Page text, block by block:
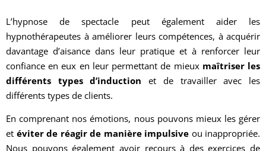
L’hypnose de spectacle peut également aider les
hypnothérapeutes à améliorer leurs compétences, à acquérir
davantage d’aisance dans leur pratique et à renforcer leur
confiance en eux en leur permettant de mieux maîtriser les
différents types d’induction et de travailler avec les
différents types de clients.
En comprenant nos émotions, nous pouvons mieux les gérer
et éviter de réagir de manière impulsive ou inappropriée.
Nous pouvons également avoir recours à des exercices de